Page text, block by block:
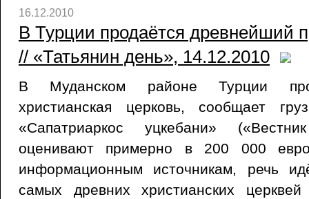
16.12.2010
В Турции продаётся древнейший
// «Татьянин день», 14.12.2010
В Муданском районе Турции
христианская церковь, сообщает
«Сапатриаркос уцкебани»
оценивают примерно в 200 000
информационным источникам, речь
самых древних христианских